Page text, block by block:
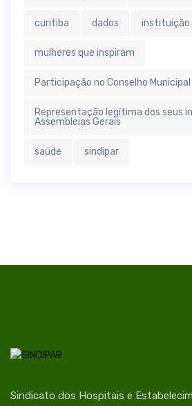
curitiba dados instituição
mulheres que inspiram
Participação no Conselho
Representação legítima dos seus
Assembleias Gerais
saúde sindipar
Sindicato dos Hospitais e